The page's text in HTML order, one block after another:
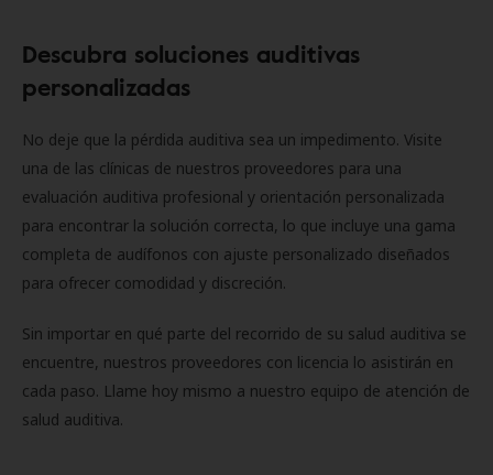
Descubra soluciones auditivas
personalizadas
No deje que la pérdida auditiva sea un impedimento. Visite
una de las clínicas de nuestros proveedores para una
evaluación auditiva profesional y orientación personalizada
para encontrar la solución correcta, lo que incluye una gama
completa de audífonos con ajuste personalizado diseñados
para ofrecer comodidad y discreción.
Sin importar en qué parte del recorrido de su salud auditiva se
encuentre, nuestros proveedores con licencia lo asistirán en
cada paso. Llame hoy mismo a nuestro equipo de atención de
salud auditiva.